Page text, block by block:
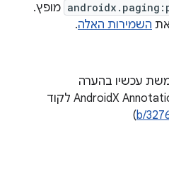
מופץ.
השמירות האלה.
של AndroidX Annotation לקוד
b/
)